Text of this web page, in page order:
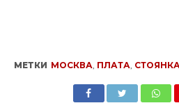
МЕТКИ МОСКВА ПЛАТА СТОЯНКА